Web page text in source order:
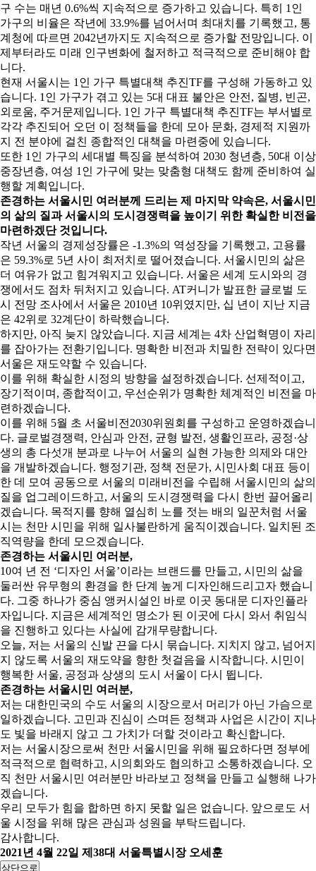
구 수는 매년 0.6%씩 지속적으로 증가하고 있습니다. 특히 1인
가구의 비율은 작년에 33.9%를 넘어서며 최대치를 기록했고, 통
계청에 따르면 2042년까지도 지속적으로 증가할 전망입니다. 이
제부터라도 미래 인구변화에 철저하고 적극적으로 준비해야 합
니다.
현재 서울시는 1인 가구 특별대책 추진TF를 구성해 가동하고 있
습니다. 1인 가구가 겪고 있는 5대 대표 불안은 안전, 질병, 빈곤,
외로움, 주거문제입니다. 1인 가구 특별대책 추진TF는 부서별로
각각 추진되어 오던 이 정책들을 한데 모아 문화, 경제적 지원까
지 전 분야에 걸친 종합적인 대책을 마련중에 있습니다.
또한 1인 가구의 세대별 특징을 분석하여 2030 청년층, 50대 이상
중장년층, 여성 1인 가구에 맞는 맞춤형 대책도 함께 준비하여 실
행할 계획입니다.
존경하는 서울시민 여러분께 드리는 제 마지막 약속은, 서울시민
의 삶의 질과 서울시의 도시경쟁력을 높이기 위한 확실한 비전을
마련하겠단 것입니다.
작년 서울의 경제성장률은 -1.3%의 역성장을 기록했고, 고용률
은 59.3%로 5년 사이 최저치로 떨어졌습니다. 서울시민의 삶은
더 여유가 없고 힘겨워지고 있습니다. 서울은 세계 도시와의 경
쟁에서도 점차 뒤처지고 있습니다. AT커니가 발표한 글로벌 도
시 전망 조사에서 서울은 2010년 10위였지만, 십 년이 지난 지금
은 42위로 32계단이 하락했습니다.
하지만, 아직 늦지 않았습니다. 지금 세계는 4차 산업혁명이 자리
를 잡아가는 전환기입니다. 명확한 비전과 치밀한 전략이 있다면
서울은 재도약할 수 있습니다.
이를 위해 확실한 시정의 방향을 설정하겠습니다. 선제적이고,
장기적이며, 종합적이고, 우선순위가 명확한 체계적인 비전을 마
련하겠습니다.
이를 위해 5월 초 서울비전2030위원회를 구성하고 운영하겠습니
다. 글로벌경쟁력, 안심과 안전, 균형 발전, 생활인프라, 공정·상
생의 총 다섯개 분과로 나누어 서울의 실현 가능한 의제와 대안
을 개발하겠습니다. 행정기관, 정책 전문가, 시민사회 대표 등이
한 데 모여 공동으로 서울의 미래비전을 수립해 서울시민의 삶의
질을 업그레이드하고, 서울의 도시경쟁력을 다시 한번 끌어올리
겠습니다. 목적지를 향해 열심히 노를 젓는 배의 일꾼처럼 서울
시는 천만 시민을 위해 일사불란하게 움직이겠습니다. 일치된 조
직역량을 한데 모으겠습니다.
존경하는 서울시민 여러분,
10여 년 전 ‘디자인 서울’이라는 브랜드를 만들고, 시민의 삶을
둘러싼 유무형의 환경을 한 단계 높게 디자인해드리고자 했습니
다. 그중 하나가 중심 앵커시설인 바로 이곳 동대문 디자인플라
자입니다. 지금은 세계적인 명소가 된 이곳에 다시 와서 취임식
을 진행하고 있다는 사실에 감개무량합니다.
오늘, 저는 서울의 신발 끈을 다시 묶습니다. 지치지 않고, 넘어지
지 않도록 서울의 재도약을 향한 첫걸음을 시작합니다. 시민이
행복한 서울, 공정과 상생의 도시 서울이 다시 뜁니다.
존경하는 서울시민 여러분,
저는 대한민국의 수도 서울의 시장으로서 머리가 아닌 가슴으로
일하겠습니다. 고민과 진심이 스며든 정책과 사업은 시간이 지나
도 빛을 바래지 않고 그 가치가 더할 것이라고 확신합니다.
저는 서울시장으로써 천만 서울시민을 위해 필요하다면 정부에
적극적으로 협력하고, 시의회와도 협의하고 소통하겠습니다. 오
직 천만 서울시민 여러분만 바라보고 정책을 만들고 실행해 나가
겠습니다.
우리 모두가 힘을 합하면 하지 못할 일은 없습니다. 앞으로도 서
울 시정을 위해 많은 관심과 성원을 부탁드립니다.
감사합니다.
2021년 4월 22일 제38대 서울특별시장 오세훈
상단으로